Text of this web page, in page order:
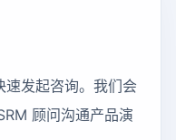
速发起咨询。我们会
顾问沟通产品演